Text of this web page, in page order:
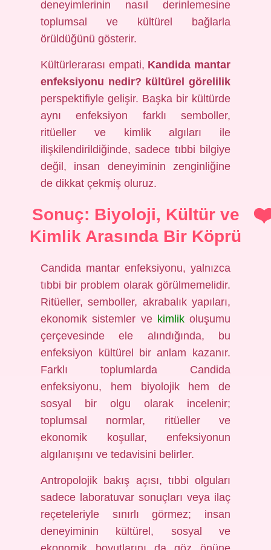
deneyimlerinin nasıl derinlemesine
toplumsal ve kültürel bağlarla
örüldüğünü gösterir.
Kültürlerarası empati, Kandida mantar
enfeksiyonu nedir? kültürel görelilik
perspektifiyle gelişir. Başka bir kültürde
aynı enfeksiyon farklı semboller,
ritüeller ve kimlik algıları ile
ilişkilendirildiğinde, sadece tıbbi bilgiye
değil, insan deneyiminin zenginliğine
de dikkat çekmiş oluruz.
Sonuç: Biyoloji, Kültür ve
Kimlik Arasında Bir Köprü
Candida mantar enfeksiyonu, yalnızca
tıbbi bir problem olarak görülmemelidir.
Ritüeller, semboller, akrabalık yapıları,
ekonomik sistemler ve kimlikoluşumu
çerçevesinde ele alındığında, bu
enfeksiyon kültürel bir anlam kazanır.
Farklı toplumlarda Candida
enfeksiyonu, hem biyolojik hem de
sosyal bir olgu olarak incelenir;
toplumsal normlar, ritüeller ve
ekonomik koşullar, enfeksiyonun
algılanışını ve tedavisini belirler.
Antropolojik bakış açısı, tıbbi olguları
sadece laboratuvar sonuçları veya ilaç
reçeteleriyle sınırlı görmez; insan
deneyiminin kültürel, sosyal ve